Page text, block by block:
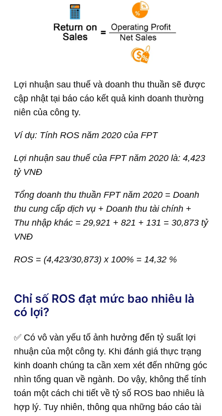
Lợi nhuận sau thuế và doanh thu thuần sẽ được
cập nhật tại báo cáo kết quả kinh doanh thường
niên của công ty.
Ví dụ: Tính ROS năm 2020 của FPT
Lợi nhuận sau thuế của FPT năm 2020 là: 4,423
tỷ VNĐ
Tổng doanh thu thuần FPT năm 2020 = Doanh
thu cung cấp dịch vụ + Doanh thu tài chính +
Thu nhập khác = 29,921 + 821 + 131 = 30,873 tỷ
VNĐ
ROS = (4,423/30,873) x 100% = 14,32 %
Chỉ số ROS đạt mức bao nhiêu là
có lợi?
✅ Có vô vàn yếu tố ảnh hưởng đến tỷ suất lợi
nhuận của một công ty. Khi đánh giá thực trạng
kinh doanh chúng ta cần xem xét đến những góc
nhìn tổng quan về ngành. Do vậy, không thể tính
toán một cách chi tiết về tỷ số ROS bao nhiêu là
hợp lý. Tuy nhiên, thông qua những báo cáo tài